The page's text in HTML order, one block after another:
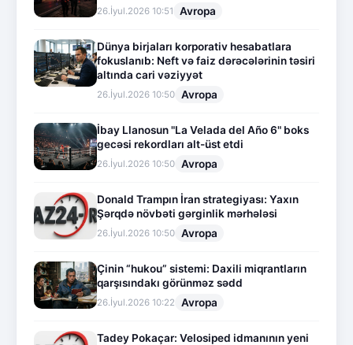
26.İyul.2026 10:51 Avropa
Dünya birjaları korporativ hesabatlara
fokuslanıb: Neft və faiz dərəcələrinin təsiri
altında cari vəziyyət
26.İyul.2026 10:50 Avropa
İbay Llanosun "La Velada del Año 6" boks
gecəsi rekordları alt-üst etdi
26.İyul.2026 10:50 Avropa
Donald Trampın İran strategiyası: Yaxın
Şərqdə növbəti gərginlik mərhələsi
26.İyul.2026 10:50 Avropa
Çinin “hukou” sistemi: Daxili miqrantların
qarşısındakı görünməz sədd
26.İyul.2026 10:22 Avropa
Tadey Pokaçar: Velosiped idmanının yeni